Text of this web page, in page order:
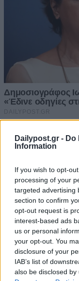
Dailypost.gr - Do
Information
If you wish to opt-
processing of your
targeted advertising
section to confirm
opt-out request is
interest-based ads
us or personal
your opt-out. You
disclosure of your
IAB’s list of
also be disclosed